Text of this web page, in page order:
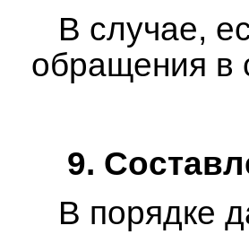
В случае,
обращения в
9.
В порядке